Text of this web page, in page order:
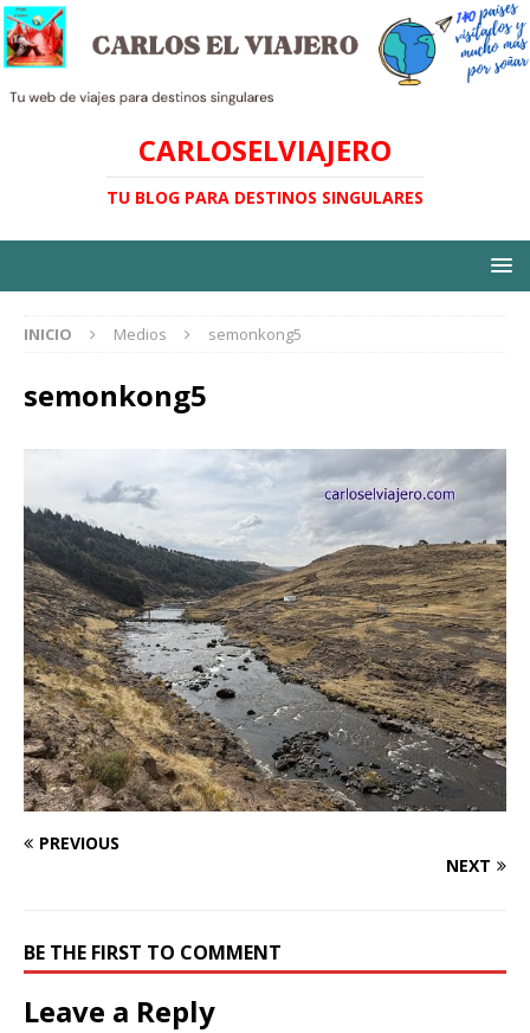
CARLOSELVIAJERO
TU BLOG PARA DESTINOS SINGULARES
INICIO Medios semonkong5
semonkong5
PREVIOUS
NEXT
BE THE FIRST TO COMMENT
Leave a Reply